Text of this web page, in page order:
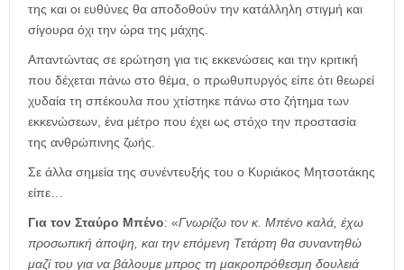
της και οι ευθύνες θα αποδοθούν την κατάλληλη στιγμή και
σίγουρα όχι την ώρα της μάχης.
Απαντώντας σε ερώτηση για τις εκκενώσεις και την κριτική
που δέχεται πάνω στο θέμα, ο πρωθυπυργός είπε ότι θεωρεί
χυδαία τη σπέκουλα που χτίστηκε πάνω στο ζήτημα των
εκκενώσεων, ένα μέτρο που έχει ως στόχο την προστασία
της ανθρώπινης ζωής.
Σε άλλα σημεία της συνέντευξής του ο Κυριάκος Μητσοτάκης
είπε…
Για τον Σταύρο Μπένο: «Γνωρίζω τον κ. Μπένο καλά, έχω
προσωπική άποψη, και την επόμενη Τετάρτη θα συναντηθώ
μαζί του για να βάλουμε μπρος τη μακροπρόθεσμη δουλειά